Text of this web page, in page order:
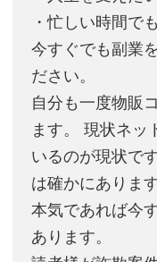
・忙しい時間で
今すぐでも副業
ださい。
自分も一度物販
ます。 現状ネッ
いるのが現状で
は確かにあります
本気であれば今
あります。